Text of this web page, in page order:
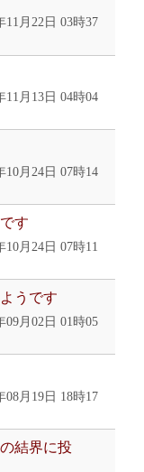
11月22日 03時37
11月13日 04時04
10月24日 07時14
す
10月24日 07時11
うです
09月02日 01時05
08月19日 18時17
結界に投